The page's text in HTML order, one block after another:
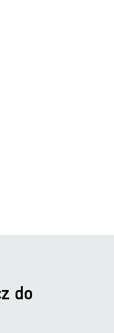
do